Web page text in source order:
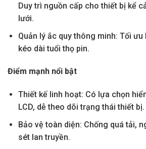
Duy trì nguồn cấp cho thiết bị kể
lưới.
Quản lý ắc quy thông minh: Tối
kéo dài tuổi thọ pin.
Điểm mạnh nổi bật
Thiết kế linh hoạt: Có lựa chọn
LCD, dễ theo dõi trạng thái thiết bị.
Bảo vệ toàn diện: Chống quá tải,
sét lan truyền.